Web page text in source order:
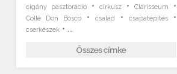
cigány pasztoráció• cirkusz•Clarisseum •
Colle Don Bosco• család •csapatépítés •
cserkészek• ...
Összes címke